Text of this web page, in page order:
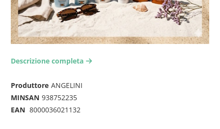
Descrizione completa arrow-right2
Produttore ANGELINI
MINSAN 938752235
EAN 8000036021132